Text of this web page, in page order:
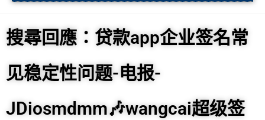
搜尋回應：贷款app企业签名常
见稳定性问题-电报-
JDiosmdmm🎶wangcai超级签